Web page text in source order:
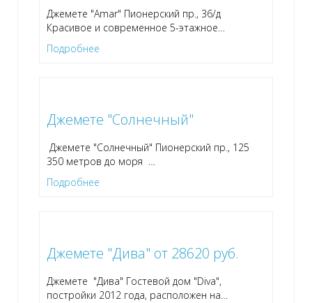
Джемете "Amar" Пионерский пр., 36/д
Красивое и современное 5-этажное…
Подробнее
Джемете "Солнечный"
Джемете "Солнечный" Пионерский пр., 125
350 метров до моря …
Подробнее
Джемете "Дива" от 28620 руб.
Джемете "Дива" Гостевой дом "Diva",
постройки 2012 года, расположен на…